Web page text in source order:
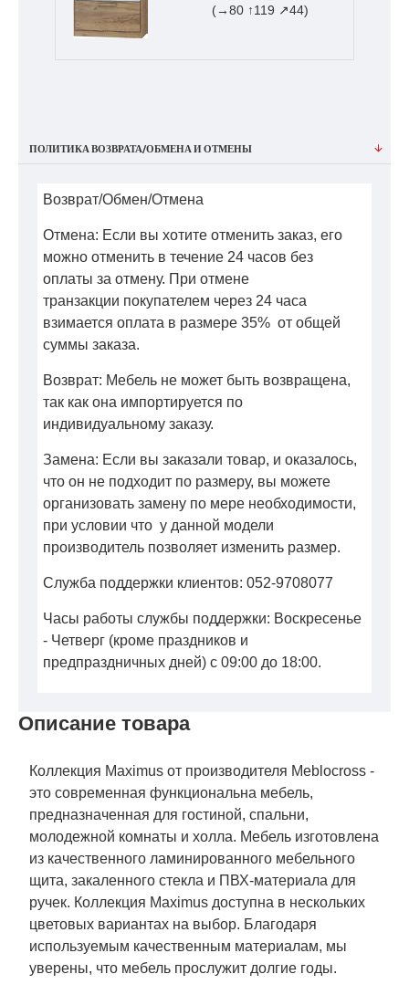
Описание товара
Коллекция Maximus от производителя Meblocross -
это современная функциональна мебель,
предназначенная для гостиной, спальни,
молодежной комнаты и холла. Мебель изготовлена
​​из качественного ламинированного мебельного
щита, закаленного стекла и ПВХ-материала для
ручек. Коллекция Maximus доступна в нескольких
цветовых вариантах на выбор. Благодаря
используемым качественным материалам, мы
уверены, что мебель прослужит долгие годы.
(→80 ↑119 ↗44)
ПОЛИТИКА ВОЗВРАТА/ОБМЕНА И ОТМЕНЫ
Возврат/Обмен/Отмена
Отмена: Если вы хотите отменить заказ, его
можно отменить в течение 24 часов без
оплаты за отмену. При отмене
транзакции покупателем через 24 часа
взимается оплата в размере 35% от общей
суммы заказа.
Возврат: Мебель не может быть возвращена,
так как она импортируется по
индивидуальному заказу.
Замена: Если вы заказали товар, и оказалось,
что он не подходит по размеру, вы можете
организовать замену по мере необходимости,
при условии что у данной модели
производитель позволяет изменить размер.
Служба поддержки клиентов: 052-9708077
Часы работы службы поддержки: Воскресенье
- Четверг (кроме праздников и
предпраздничных дней) с 09:00 до 18:00.